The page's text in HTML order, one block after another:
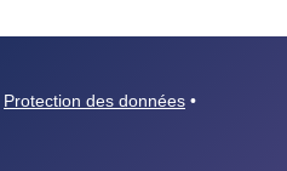
Protection des données •